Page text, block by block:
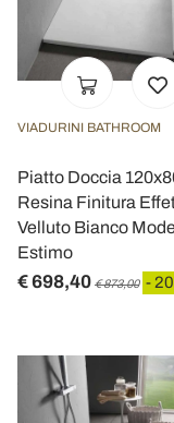
VIADURINI BATHROOM
Piatto Doccia
Resina Finitura
Velluto Bianco
Estimo
€ 698,40 € 873,00 -